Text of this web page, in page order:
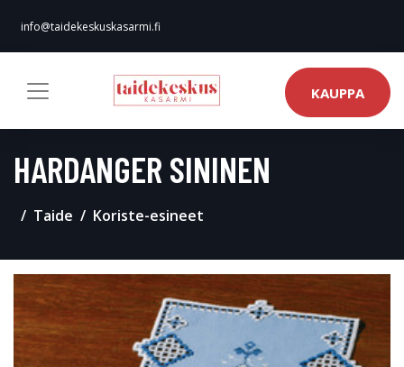
info@taidekeskuskasarmi.fi
KAUPPA
HARDANGER SININEN
Taide Koriste-esineet